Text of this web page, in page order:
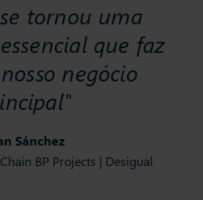
Sánchez
BP Projects | Desigual
tornou uma
que faz
negócio